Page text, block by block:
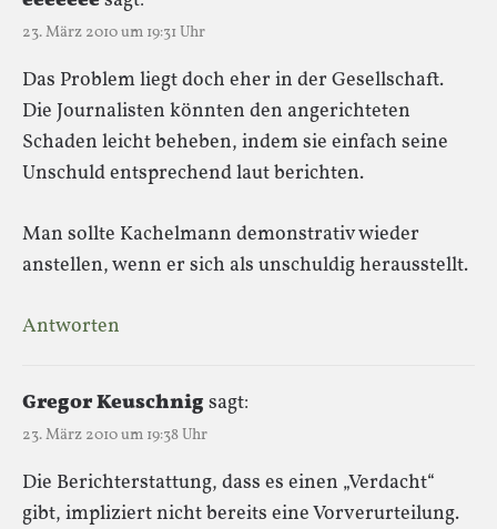
23. März 2010 um 19:31 Uhr
Das Problem liegt doch eher in der Gesellschaft.
Die Journalisten könnten den angerichteten
Schaden leicht beheben, indem sie einfach seine
Unschuld entsprechend laut berichten.
Man sollte Kachelmann demonstrativ wieder
anstellen, wenn er sich als unschuldig herausstellt.
Antworten
Gregor Keuschnigsagt:
23. März 2010 um 19:38 Uhr
Die Berichterstattung, dass es einen „Verdacht“
gibt, impliziert nicht bereits eine Vorverurteilung.